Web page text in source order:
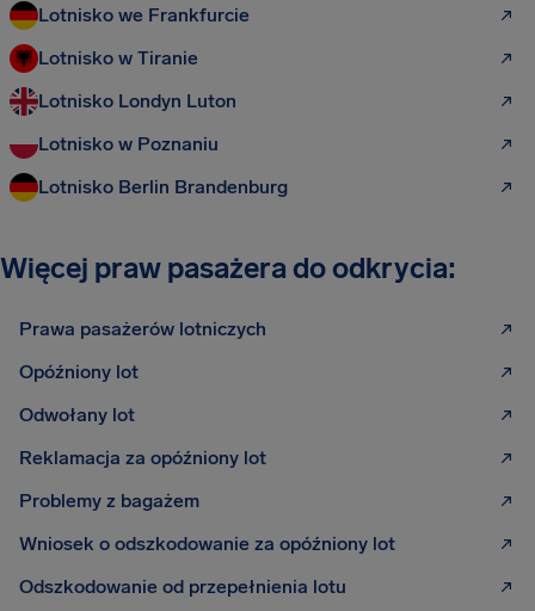
Lotnisko we Frankfurcie
Lotnisko w Tiranie
Lotnisko Londyn Luton
Lotnisko w Poznaniu
Lotnisko Berlin Brandenburg
Więcej praw pasażera do odkrycia:
Prawa pasażerów lotniczych
Opóźniony lot
Odwołany lot
Reklamacja za opóźniony lot
Problemy z bagażem
Wniosek o odszkodowanie za opóźniony lot
Odszkodowanie od przepełnienia lotu